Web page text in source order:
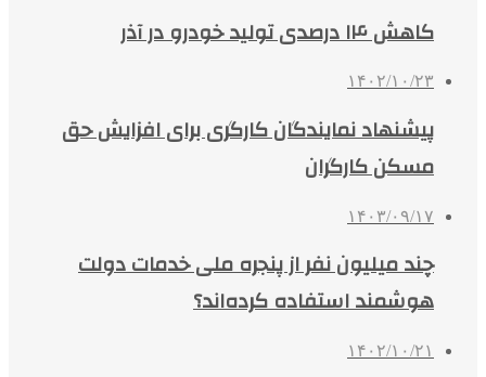
کاهش ۱۴ درصدی تولید خودرو در آذر
۱۴۰۲/۱۰/۲۳
پیشنهاد نمایندگان کارگری برای افزایش حق
مسکن کارگران
۱۴۰۳/۰۹/۱۷
چند میلیون نفر از پنجره ملی خدمات دولت
هوشمند استفاده کرده‌اند؟
۱۴۰۲/۱۰/۲۱